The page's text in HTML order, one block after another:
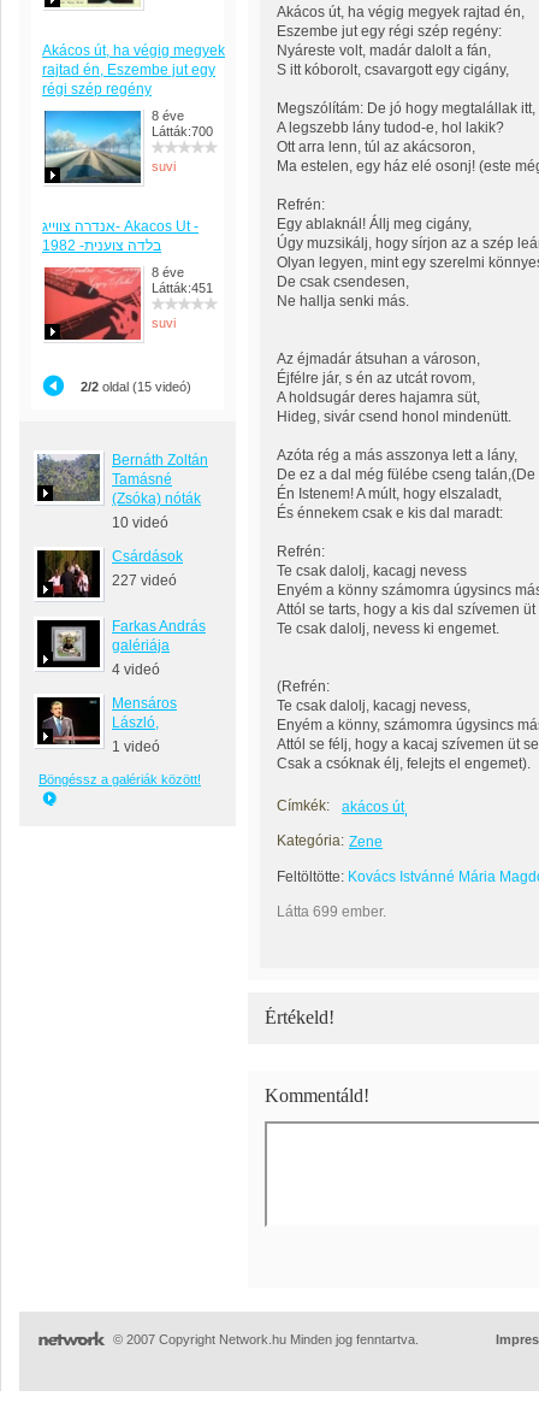
Akácos út, ha végig megyek
rajtad én, Eszembe jut egy
régi szép regény
8 éve
Látták:700
suvi
אנדרה צווייג- Akacos Ut -
בלדה צוענית- 1982
8 éve
Látták:451
suvi
2/2 oldal (15 videó)
Bernáth Zoltán
Tamásné
(Zsóka) nóták
10 videó
Csárdások
227 videó
Farkas András
galériája
4 videó
Mensáros
László,
1 videó
Böngéssz a galériák között!
Akácos út, ha végig megyek rajtad én,
Eszembe jut egy régi szép regény:
Nyáreste volt, madár dalolt a fán,
S itt kóborolt, csavargott egy cigány,
Megszólítám: De jó hogy megtalállak itt,
A legszebb lány tudod-e, hol lakik?
Ott arra lenn, túl az akácsoron,
Ma estelen, egy ház elé osonj! (este
Refrén:
Egy ablaknál! Állj meg cigány,
Úgy muzsikálj, hogy sírjon az a szép
Olyan legyen, mint egy szerelmi
De csak csendesen,
Ne hallja senki más.
Az éjmadár átsuhan a városon,
Éjfélre jár, s én az utcát rovom,
A holdsugár deres hajamra süt,
Hideg, sivár csend honol mindenütt.
Azóta rég a más asszonya lett a lány,
De ez a dal még fülébe cseng talán,(De
Én Istenem! A múlt, hogy elszaladt,
És énnekem csak e kis dal maradt:
Refrén:
Te csak dalolj, kacagj nevess
Enyém a könny számomra úgysincs
Attól se tarts, hogy a kis dal szívemen üt
Te csak dalolj, nevess ki engemet.
(Refrén:
Te csak dalolj, kacagj nevess,
Enyém a könny, számomra úgysincs
Attól se félj, hogy a kacaj szívemen üt
Csak a csóknak élj, felejts el engemet).
Címkék:
akácos út
Kategória: Zene
Feltöltötte: Kovács Istvánné Mária
Látta 699 ember.
Értékeld!
Kommentáld!
© 2007 Copyright Network.hu Minden jog fenntartva.